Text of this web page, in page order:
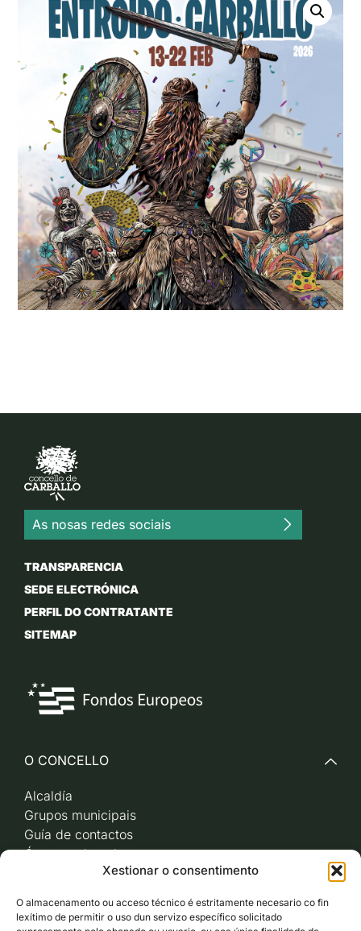
Xestionar o consentimento
O almacenamento ou acceso técnico é estritamente necesario co fin
lexítimo de permitir o uso dun servizo específico solicitado
As nosas redes sociais
TRANSPARENCIA
SEDE ELECTRÓNICA
PERFIL DO CONTRATANTE
SITEMAP
O CONCELLO
Alcaldía
Grupos municipais
Guía de contactos
Órganos de goberno
Acceso a videoactas
xunta de goberno local
Imaxe corporativa